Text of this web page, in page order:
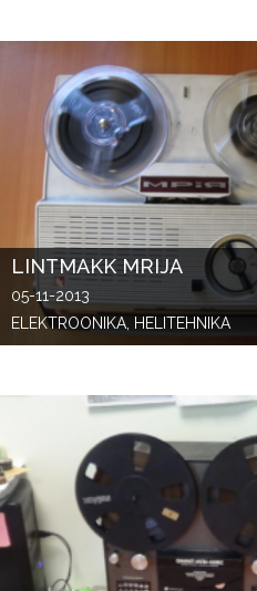
LINTMAKK MRIJA
05-11-2013
ELEKTROONIKA, HELITEHNIKA